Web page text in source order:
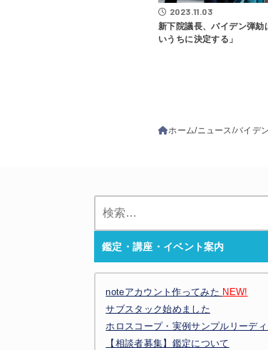
2023.11.03
新下院議長、バイデン弾劾
いうちに決定する」
ホーム ニュース バイデ
鑑定・講座・イベント案内
noteアカウント作ってみた NEW!
サブスタック始めました
ホロスコープ・実例サンプルリーデ
【相談者募集】鑑定について